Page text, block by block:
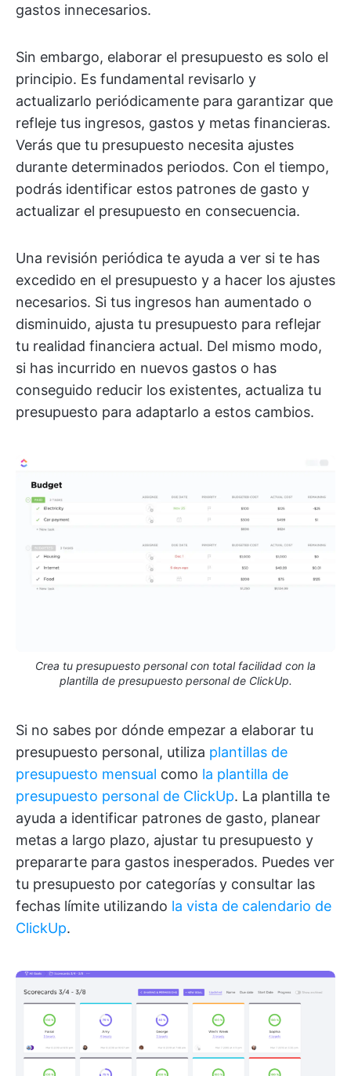
gastos innecesarios.
Sin embargo, elaborar el presupuesto es solo el
principio. Es fundamental revisarlo y
actualizarlo periódicamente para garantizar que
refleje tus ingresos, gastos y metas financieras.
Verás que tu presupuesto necesita ajustes
durante determinados periodos. Con el tiempo,
podrás identificar estos patrones de gasto y
actualizar el presupuesto en consecuencia.
Una revisión periódica te ayuda a ver si te has
excedido en el presupuesto y a hacer los ajustes
necesarios. Si tus ingresos han aumentado o
disminuido, ajusta tu presupuesto para reflejar
tu realidad financiera actual. Del mismo modo,
si has incurrido en nuevos gastos o has
conseguido reducir los existentes, actualiza tu
presupuesto para adaptarlo a estos cambios.
Crea tu presupuesto personal con total facilidad con la
plantilla de presupuesto personal de ClickUp.
Si no sabes por dónde empezar a elaborar tu
presupuesto personal, utiliza plantillas de
presupuesto mensual como la plantilla de
presupuesto personal de ClickUp. La plantilla te
ayuda a identificar patrones de gasto, planear
metas a largo plazo, ajustar tu presupuesto y
prepararte para gastos inesperados. Puedes ver
tu presupuesto por categorías y consultar las
fechas límite utilizando la vista de calendario de
ClickUp.